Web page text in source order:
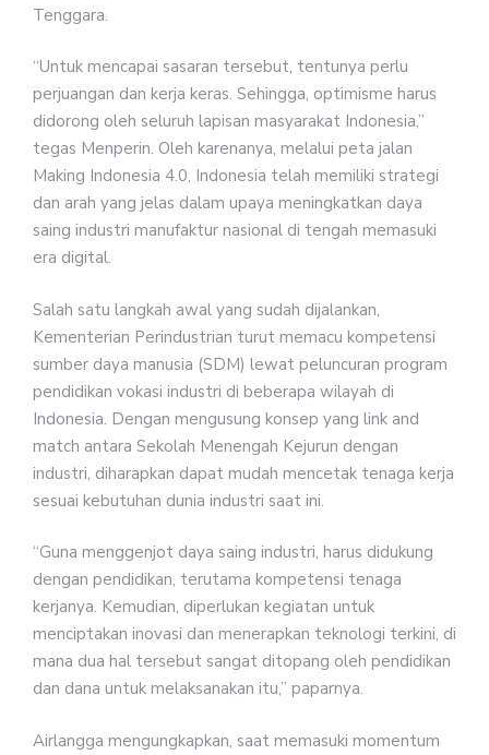
Tenggara.
“Untuk mencapai sasaran tersebut, tentunya perlu
perjuangan dan kerja keras. Sehingga, optimisme harus
didorong oleh seluruh lapisan masyarakat Indonesia,”
tegas Menperin. Oleh karenanya, melalui peta jalan
Making Indonesia 4.0, Indonesia telah memiliki strategi
dan arah yang jelas dalam upaya meningkatkan daya
saing industri manufaktur nasional di tengah memasuki
era digital.
Salah satu langkah awal yang sudah dijalankan,
Kementerian Perindustrian turut memacu kompetensi
sumber daya manusia (SDM) lewat peluncuran program
pendidikan vokasi industri di beberapa wilayah di
Indonesia. Dengan mengusung konsep yang link and
match antara Sekolah Menengah Kejurun dengan
industri, diharapkan dapat mudah mencetak tenaga kerja
sesuai kebutuhan dunia industri saat ini.
“Guna menggenjot daya saing industri, harus didukung
dengan pendidikan, terutama kompetensi tenaga
kerjanya. Kemudian, diperlukan kegiatan untuk
menciptakan inovasi dan menerapkan teknologi terkini, di
mana dua hal tersebut sangat ditopang oleh pendidikan
dan dana untuk melaksanakan itu,” paparnya.
Airlangga mengungkapkan, saat memasuki momentum